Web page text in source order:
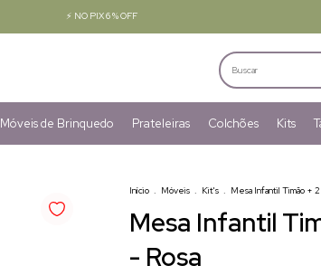
💳 SEM JUROS NO CARTÃO (12x)
Móveis de Brinquedo Prateleiras Colchões Kits
Início . Móveis . Kit's . Mesa Infantil Timão +
Mesa Infantil
- Rosa